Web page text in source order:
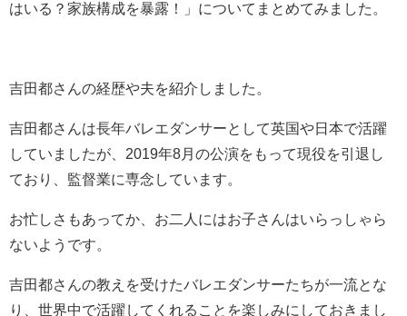
はいる？家族構成を暴露！
」についてまとめてみました。
吉田都さんの経歴や夫を紹介しました。
吉田都さんは長年バレエダンサーとして英国や日本で活躍
していましたが、2019年8月の公演をもって現役を引退し
ており、監督業に専念しています。
お忙しさもあってか、お二人にはお子さんはいらっしゃら
ないようです。
吉田都さんの教えを受けたバレエダンサーたちが一流とな
り、世界中で活躍してくれることを楽しみにしておきまし